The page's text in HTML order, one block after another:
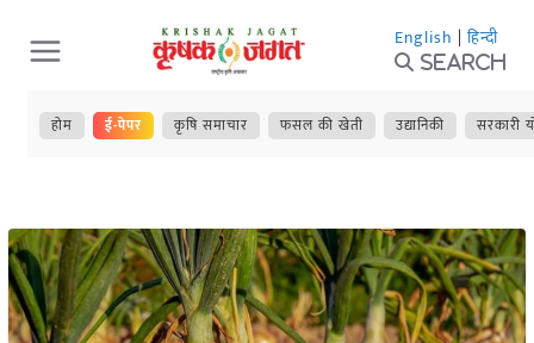
Skip
to
content
English | हिन्दी
Search
होम ई-पेपर कृषि समाचार फसल की खेती उद्यानिकी सरकारी